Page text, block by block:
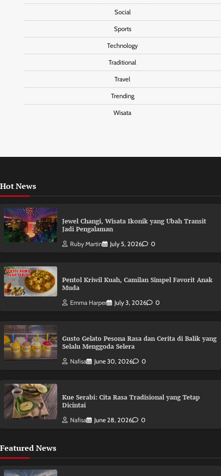
Social
Sports
Technology
Traditional
Travel
Trending
Wisata
Hot News
Jewel Changi, Wisata Ikonik yang Ubah Transit
Jadi Pengalaman
Ruby Martin July 5, 2026 0
Pentol Kriwil Kuah, Camilan Simpel Favorit Anak
Muda
Emma Harper July 3, 2026 0
Gusto Gelato Pesona Rasa dan Cerita di Balik yang
Selalu Menggoda Selera
Nafisa June 30, 2026 0
Kue Serabi: Cita Rasa Tradisional yang Tetap
Dicintai
Nafisa June 28, 2026 0
Featured News